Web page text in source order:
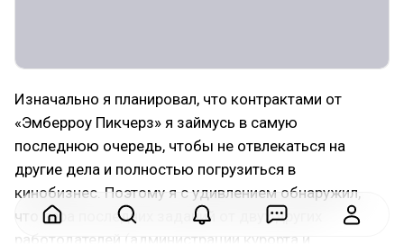
Изначально я планировал, что контрактами от
«Эмберроу Пикчерз» я займусь в самую
последнюю очередь, чтобы не отвлекаться на
другие дела и полностью погрузиться в
кинобизнес. Поэтому я с удивлением обнаружил,
что пара последних заданий от двух других
работодателей (администрации курорта и